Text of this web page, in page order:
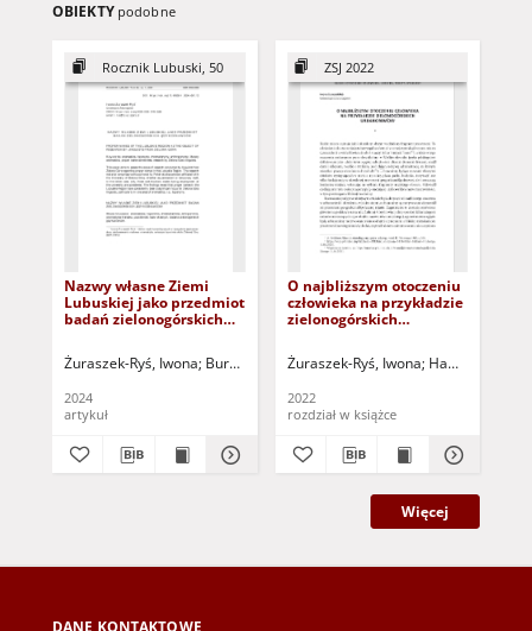
OBIEKTY podobne
Rocznik Lubuski, 50
Nazwy własne Ziemi
Lubuskiej jako przedmiot
badań zielonogórskich
names of the Lubuskie
Region as the object of
from Zielona Gora
Żuraszek-Ryś, Iwona Burda, Bogumiła - red. Szymczak, Małgorzata -
2024
artykuł
ZSJ 2022
O najbliższym otoczeniu
człowieka na przykładzie
zielonogórskich
the nearest human
environment on the
urbanonyms
Żuraszek-Ryś, Iwona Hawrysz,
2022
rozdział w książce
Więcej
DANE KONTAKTOWE